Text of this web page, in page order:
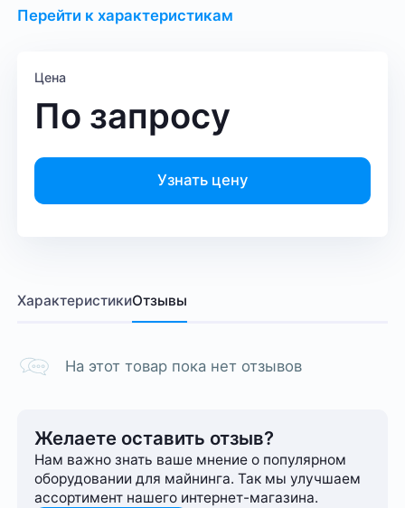
Перейти к характеристикам
Цена
По запросу
Узнать цену
ХарактеристикиОтзывы
На этот товар пока нет отзывов
Желаете оставить отзыв?
Нам важно знать ваше мнение о популярном
оборудовании для майнинга. Так мы улучшаем
ассортимент нашего интернет-⁠магазина.